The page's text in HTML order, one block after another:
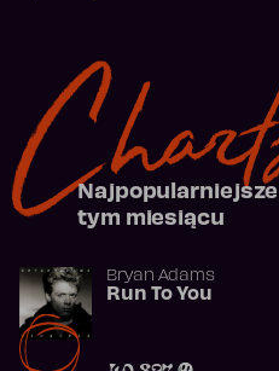
tym miesiącu
Bryan Adams
Run To You